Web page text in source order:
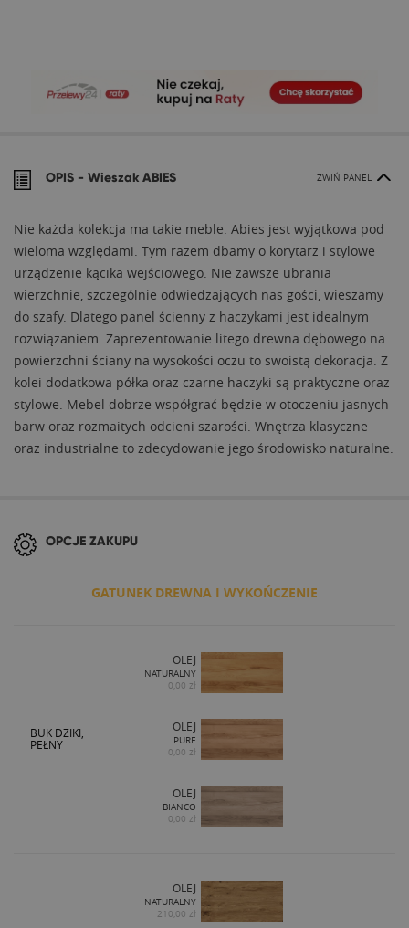
OPIS - Wieszak ABIES ZWIŃ PANEL
Nie każda kolekcja ma takie meble. Abies jest wyjątkowa pod
wieloma względami. Tym razem dbamy o korytarz i stylowe
urządzenie kącika wejściowego. Nie zawsze ubrania
wierzchnie, szczególnie odwiedzających nas gości, wieszamy
do szafy. Dlatego panel ścienny z haczykami jest idealnym
rozwiązaniem. Zaprezentowanie litego drewna dębowego na
powierzchni ściany na wysokości oczu to swoistą dekoracja. Z
kolei dodatkowa półka oraz czarne haczyki są praktyczne oraz
stylowe. Mebel dobrze współgrać będzie w otoczeniu jasnych
barw oraz rozmaitych odcieni szarości. Wnętrza klasyczne
oraz industrialne to zdecydowanie jego środowisko naturalne.
OPCJE ZAKUPU
GATUNEK DREWNA I WYKOŃCZENIE
BUK DZIKI,
PEŁNY
OLEJ
NATURALNY
0,00 zł
OLEJ
PURE
0,00 zł
OLEJ
BIANCO
0,00 zł
OLEJ
NATURALNY
210,00 zł